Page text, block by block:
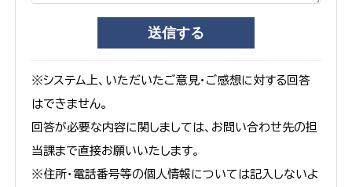
※システム上、いただいたご意見・ご感想に対する回答
はできません。
回答が必要な内容に関しましては、お問い合わせ先の担
当課まで直接お願いいたします。
※住所・電話番号等の個人情報については記入しないよ